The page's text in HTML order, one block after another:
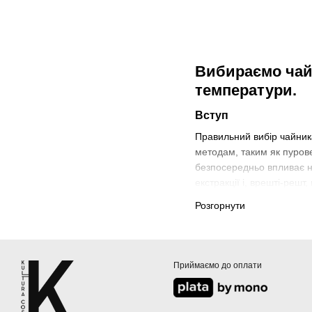
Вибираємо
температури.
Вступ
Правильний вибір
методам, таким як
безпосередньо впливає
екстракції і, врешті-
На нашому сайті
Особливий чайник для
забезпечити.
Розгорнути
Приймаємо до оплати